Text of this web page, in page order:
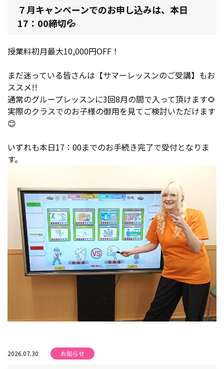
７月キャンペーンでのお申し込みは、本日
17：00締切💦
授業料初月最大10,000円OFF！
まだ迷っている皆さんは【サマーレッスンのご受講】もお
ススメ!!
通常のグループレッスンに3回8月の間で入って頂けます🌻
実際のクラスでのお子様の御用を見てご検討いただけます
😊
いずれも本日17：00までのお手続き完了で受付となりま
す。
2026.07.30 お知らせ